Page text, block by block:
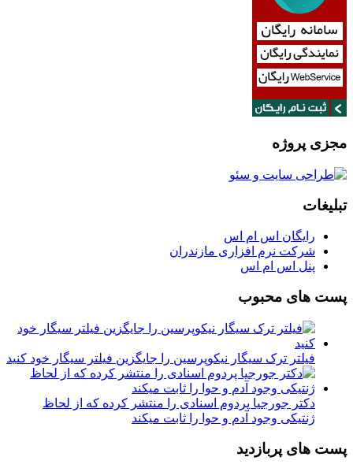
مجزی پروژه
تبلیغات
رایگان اس ام اس
شرکت نرم افزاری مازندران
پنل اس ام اس
پست های محبوب
فیلتر ترک سیگار نیکوپرسین را جایگزین فیلتر سیگار خود کنید
دکتر جورجیا پردوم اسنادی را منتشر کرده که از لحاظ
ژنتیکی وجود آدم و حوا را ثابت میکند
پست های پربازدید